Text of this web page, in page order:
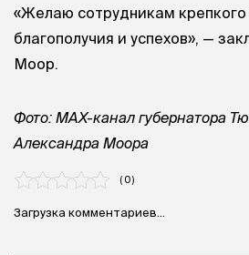
«Желаю сотрудникам крепкого
благополучия и успехов», —
Моор.
Фото: MAX-канал губернатора
Александра Моора
( 0 )
Загрузка комментариев...